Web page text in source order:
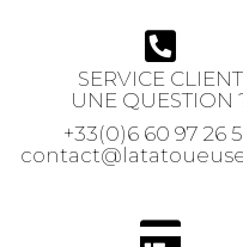
SERVICE CLIENT
UNE QUESTION
+33(0)6 60 97 26